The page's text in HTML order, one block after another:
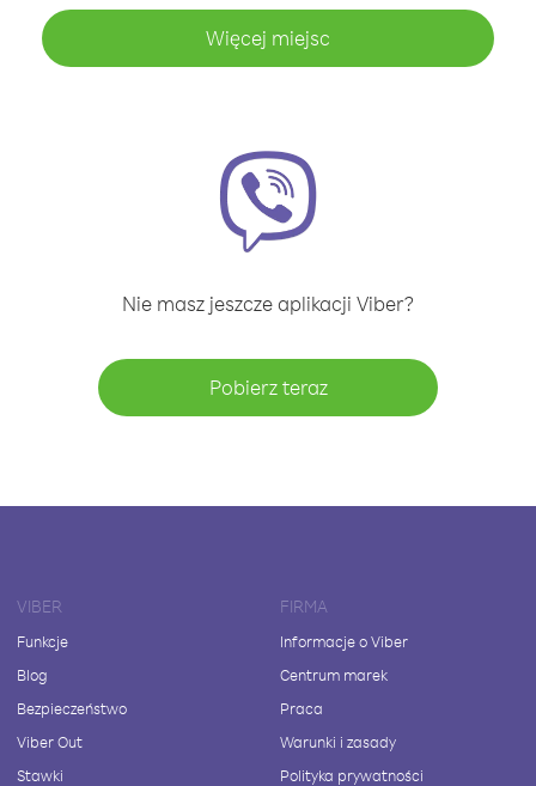
Więcej miejsc
Nie masz jeszcze aplikacji Viber?
Pobierz teraz
VIBER
Funkcje
Blog
Bezpieczeństwo
Viber Out
Stawki
FIRMA
Informacje o Viber
Centrum marek
Praca
Warunki i zasady
Polityka prywatności